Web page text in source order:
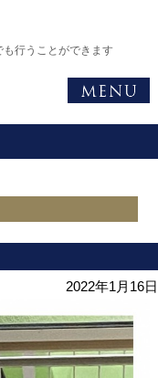
行うことができます
2022年1月16日